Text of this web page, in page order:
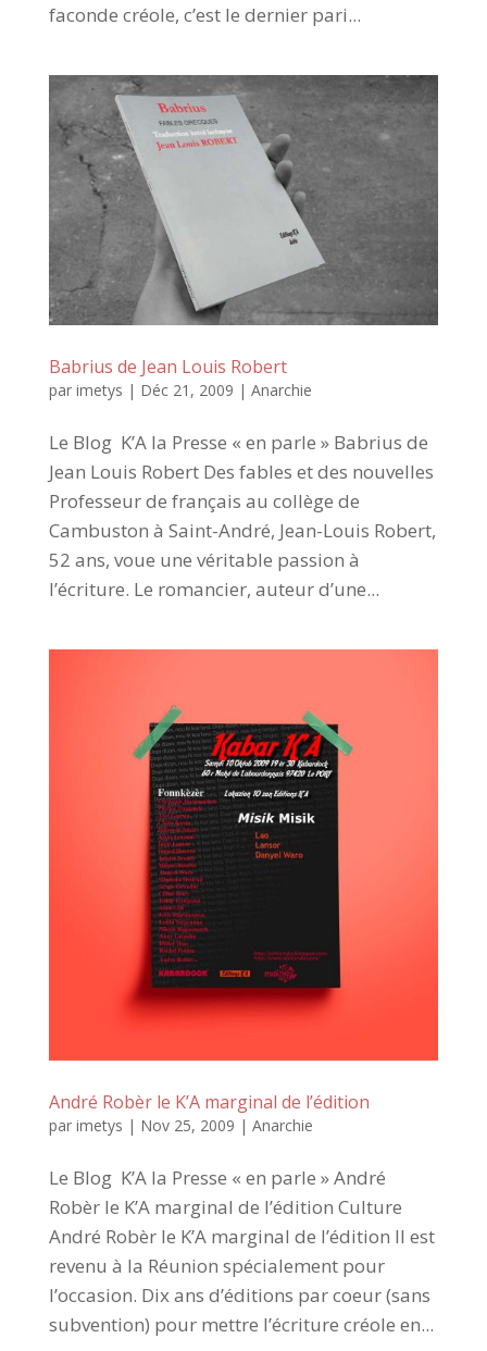
faconde créole, c’est le dernier pari...
Babrius de Jean Louis Robert
par imetys | Déc 21, 2009 | Anarchie
Le Blog K’A la Presse « en parle » Babrius de
Jean Louis Robert Des fables et des nouvelles
Professeur de français au collège de
Cambuston à Saint-André, Jean-Louis Robert,
52 ans, voue une véritable passion à
l’écriture. Le romancier, auteur d’une...
André Robèr le K’A marginal de l’édition
par imetys | Nov 25, 2009 | Anarchie
Le Blog K’A la Presse « en parle » André
Robèr le K’A marginal de l’édition Culture
André Robèr le K’A marginal de l’édition Il est
revenu à la Réunion spécialement pour
l’occasion. Dix ans d’éditions par coeur (sans
subvention) pour mettre l’écriture créole en...